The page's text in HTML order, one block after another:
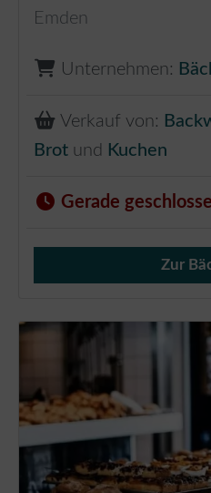
Emden
Unternehmen:
Verkauf von:
Brot und Kuchen
Gerade
Verkauf von Brötchen,
Zur